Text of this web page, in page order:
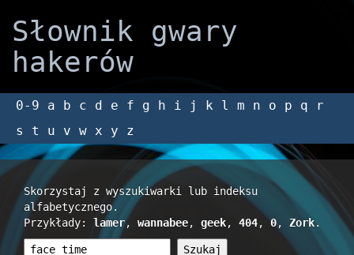
Słownik gwary
hakerów
0-9 a b c d e f g h i j k l m n o p q
r
s
t u v w x y z
Skorzystaj z wyszukiwarki lub indeksu
alfabetycznego.
Przykłady: lamer, wannabee, geek, 404,0, Zork.